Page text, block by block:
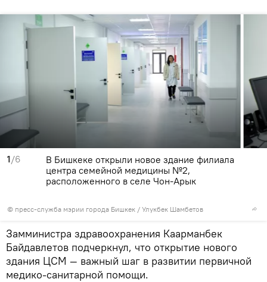
1/6
© пресс-служба мэрии города Бишкек / Улукбек Шамбетов
В Бишкеке открыли новое здание филиала
центра семейной медицины №2,
расположенного в селе Чон-Арык
Замминистра здравоохранения Каарманбек
Байдавлетов подчеркнул, что открытие нового
здания ЦСМ — важный шаг в развитии первичной
медико-санитарной помощи.